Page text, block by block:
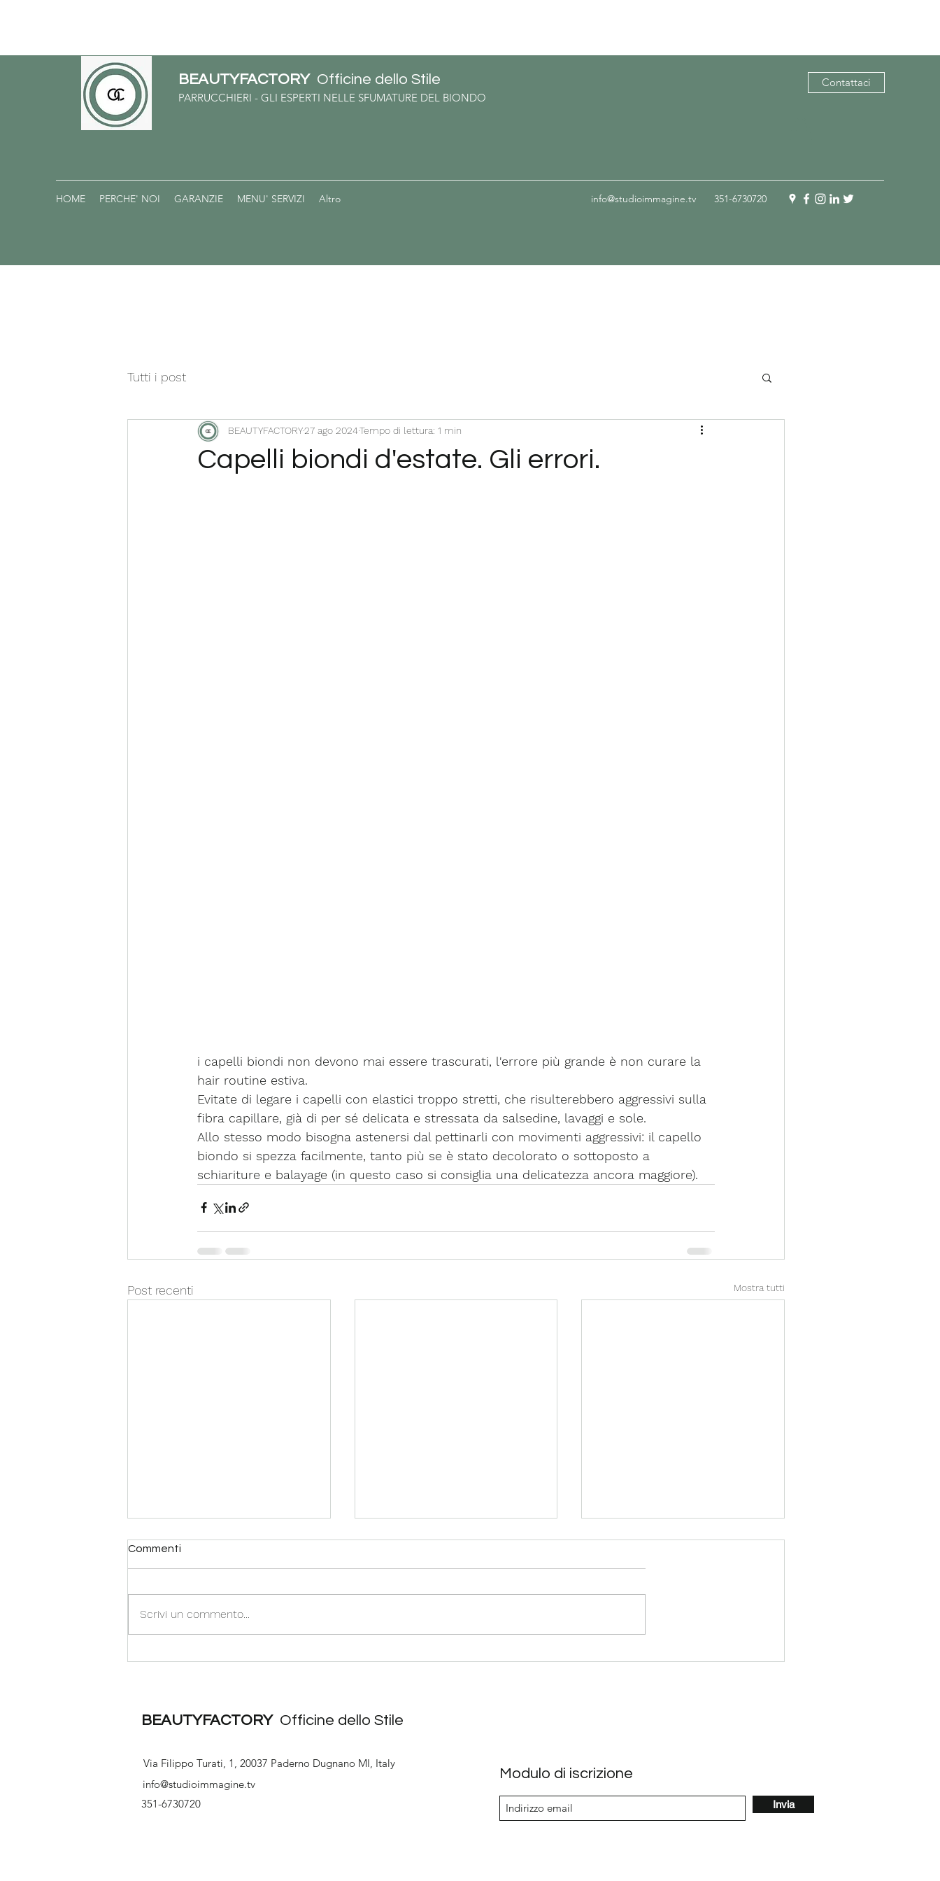
BEAUTYFACTORY Officine dello Stile
PARRUCCHIERI - GLI ESPERTI NELLE SFUMATURE DEL BIONDO
Contattaci
HOME PERCHE' NOI GARANZIE MENU' SERVIZI Altro info@studioimmagine.tv 351-6730720
Tutti i post
Capelli biondi d'estate. Gli errori.
BEAUTYFACTORY27 ago 2024Tempo di lettura: 1 min
i capelli biondi non devono mai essere trascurati, l'errore più grande è non curare la
hair routine estiva.
Evitate di legare i capelli con elastici troppo stretti, che risulterebbero aggressivi sulla
fibra capillare, già di per sé delicata e stressata da salsedine, lavaggi e sole.
Allo stesso modo bisogna astenersi dal pettinarli con movimenti aggressivi: il capello
biondo si spezza facilmente, tanto più se è stato decolorato o sottoposto a
schiariture e balayage (in questo caso si consiglia una delicatezza ancora maggiore).
Post recenti Mostra tutti
Commenti
Scrivi un commento...
BEAUTYFACTORY Officine dello Stile
Via Filippo Turati, 1, 20037 Paderno Dugnano MI, Italy
info@studioimmagine.tv
351-6730720
Modulo di iscrizione
Invia